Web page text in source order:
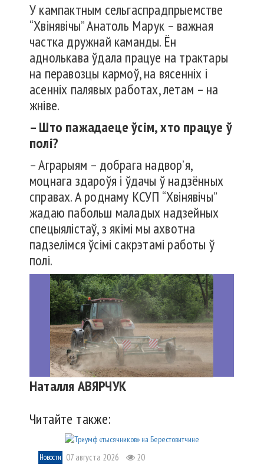
У кампактным сельгаспрадпрыемстве
“Хвінявічы” Анатоль Марук – важная
частка дружнай каманды. Ён
аднолькава ўдала працуе на трактары
на перавозцы кармоў, на вясенніх і
асенніх палявых работах, летам – на
жніве.
– Што пажадаеце ўсім, хто працуе ў
полі?
– Аграрыям – добрага надвор’я,
моцнага здароўя і ўдачы ў надзённых
справах. А роднаму КСУП “Хвінявічы”
жадаю пабольш маладых надзейных
спецыялістаў, з якімі мы ахвотна
падзелімся ўсімі сакрэтамі работы ў
полі.
Наталля АВЯРЧУК
Читайте также:
Новости 07 августа 2026 20